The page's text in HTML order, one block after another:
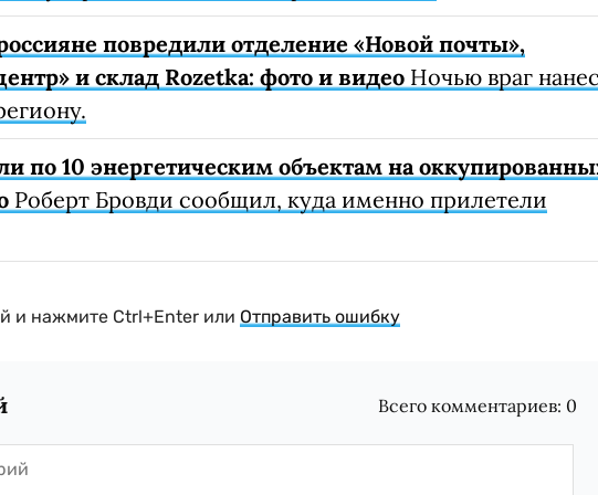
повредили отделение «Новой почты»,
и склад Rozetka: фото и видео Ночью враг
по 10 энергетическим объектам на
Роберт Бровди сообщил, куда именно прилетели
и нажмите Ctrl+Enter или Отправить ошибку
Всего комментариев: 0